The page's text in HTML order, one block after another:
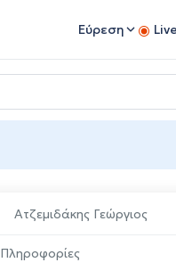
Εύρεση
Ατζεμιδάκης Γεώργιος
Πληροφορίες